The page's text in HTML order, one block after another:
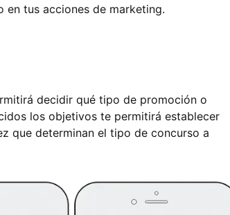
en tus acciones de marketing.
decidir qué tipo de promoción o
los objetivos te permitirá establecer
que determinan el tipo de concurso a